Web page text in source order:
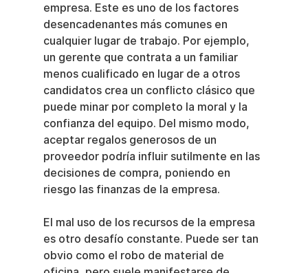
empresa. Este es uno de los factores
desencadenantes más comunes en
cualquier lugar de trabajo. Por ejemplo,
un gerente que contrata a un familiar
menos cualificado en lugar de a otros
candidatos crea un conflicto clásico que
puede minar por completo la moral y la
confianza del equipo. Del mismo modo,
aceptar regalos generosos de un
proveedor podría influir sutilmente en las
decisiones de compra, poniendo en
riesgo las finanzas de la empresa.
El mal uso de los recursos de la empresa
es otro desafío constante. Puede ser tan
obvio como el robo de material de